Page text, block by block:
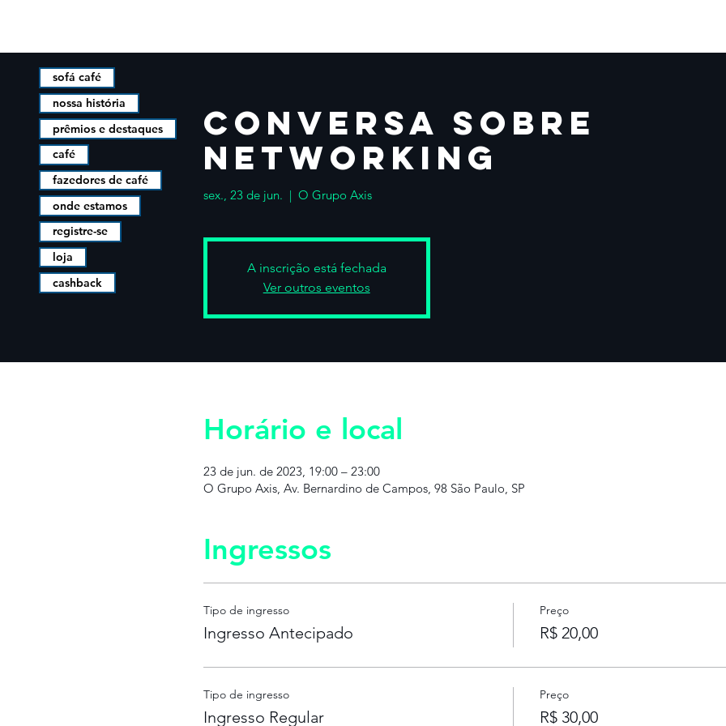
sofá café
nossa história
prêmios e destaques
café
fazedores de café
onde estamos
registre-se
loja
cashback
Conversa sobre
Networking
sex., 23 de jun.
  |
O Grupo Axis
A inscrição está fechada
Ver outros eventos
Horário e local
23 de jun. de 2023, 19:00 – 23:00
O Grupo Axis, Av. Bernardino de Campos, 98 São Paulo, SP
Ingressos
Tipo de ingresso
Ingresso Antecipado
Preço
R$ 20,00
Tipo de ingresso
Ingresso Regular
Preço
R$ 30,00